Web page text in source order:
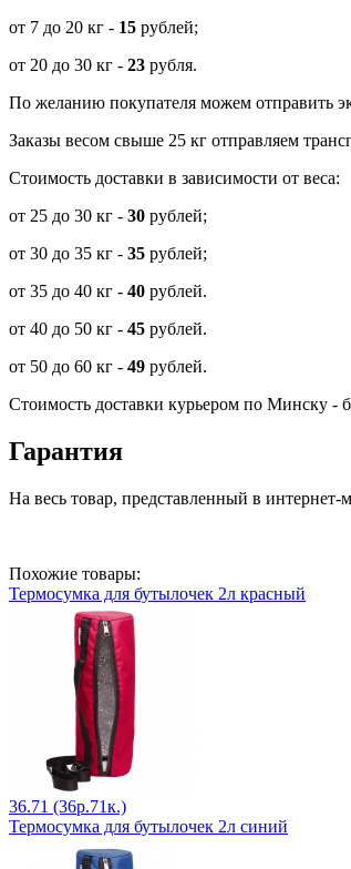
от 7 до 20 кг - 15 рублей;
от 20 до 30 кг - 23 рубля.
По желанию покупателя можем отправить
Заказы весом свыше 25 кг отправляем
Стоимость доставки в зависимости от веса:
от 25 до 30 кг - 30 рублей;
от 30 до 35 кг - 35 рублей;
от 35 до 40 кг - 40 рублей.
от 40 до 50 кг - 45 рублей.
от 50 до 60 кг - 49 рублей.
Стоимость доставки курьером по Минску -
Гарантия
На весь товар, представленный в интернет-
Похожие товары:
Термосумка для бутылочек 2л красный
36.71 (36р.71к.)
Термосумка для бутылочек 2л синий